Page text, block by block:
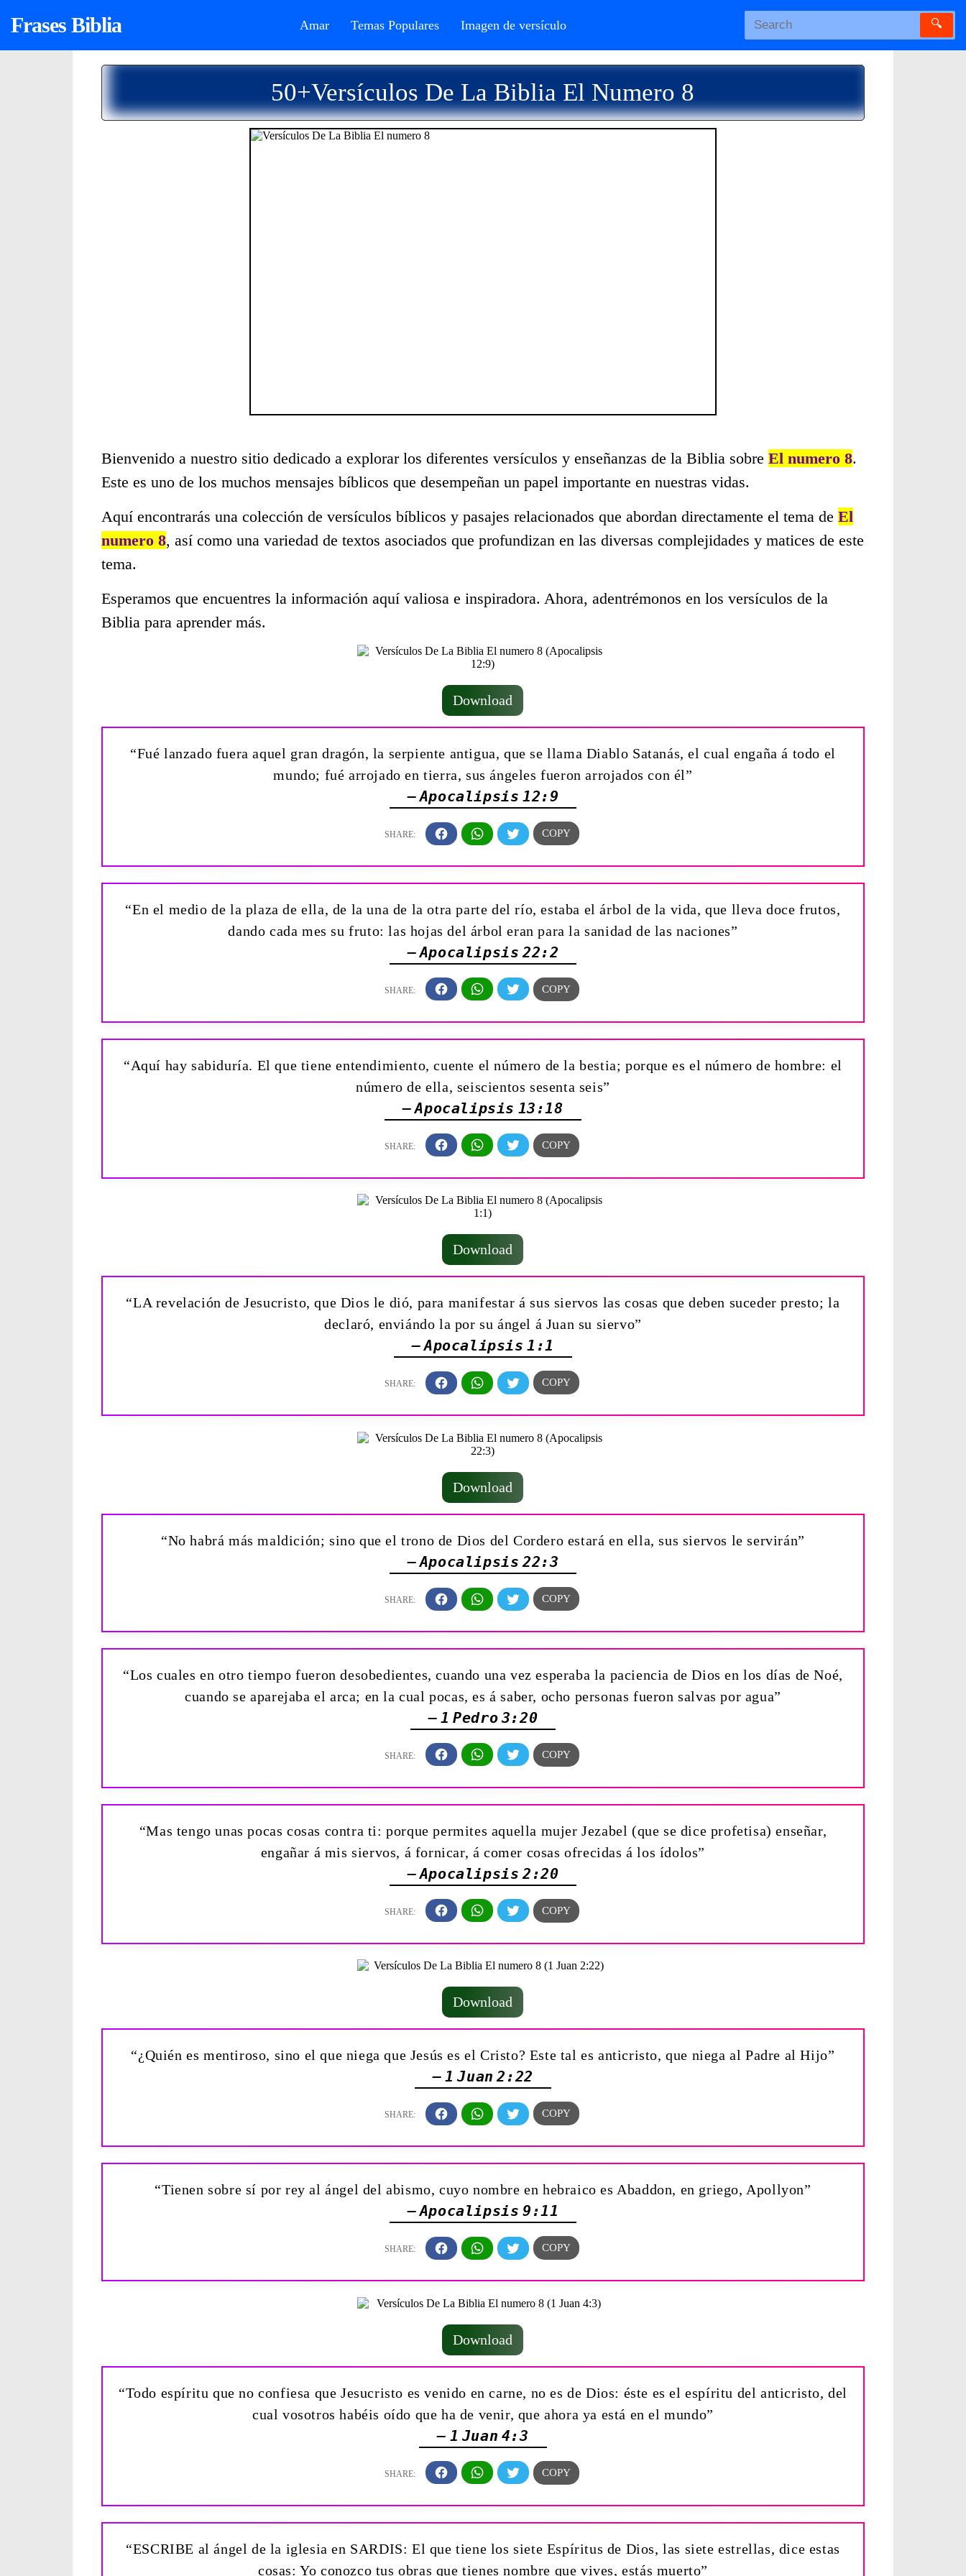
Frases Biblia Amar Temas Populares Imagen de versículo 🔍
50+Versículos De La Biblia El Numero 8
Bienvenido a nuestro sitio dedicado a explorar los diferentes versículos y enseñanzas de la Biblia sobre El numero 8.
Este es uno de los muchos mensajes bíblicos que desempeñan un papel importante en nuestras vidas.
Aquí encontrarás una colección de versículos bíblicos y pasajes relacionados que abordan directamente el tema de El
numero 8, así como una variedad de textos asociados que profundizan en las diversas complejidades y matices de este
tema.
Esperamos que encuentres la información aquí valiosa e inspiradora. Ahora, adentrémonos en los versículos de la
Biblia para aprender más.
Download
“Fué lanzado fuera aquel gran dragón, la serpiente antigua, que se llama Diablo Satanás, el cual engaña á todo el
mundo; fué arrojado en tierra, sus ángeles fueron arrojados con él”
— Apocalipsis 12:9
“En el medio de la plaza de ella, de la una de la otra parte del río, estaba el árbol de la vida, que lleva doce frutos,
dando cada mes su fruto: las hojas del árbol eran para la sanidad de las naciones”
— Apocalipsis 22:2
“Aquí hay sabiduría. El que tiene entendimiento, cuente el número de la bestia; porque es el número de hombre: el
número de ella, seiscientos sesenta seis”
— Apocalipsis 13:18
Download
“LA revelación de Jesucristo, que Dios le dió, para manifestar á sus siervos las cosas que deben suceder presto; la
declaró, enviándo la por su ángel á Juan su siervo”
— Apocalipsis 1:1
Download
“No habrá más maldición; sino que el trono de Dios del Cordero estará en ella, sus siervos le servirán”
— Apocalipsis 22:3
“Los cuales en otro tiempo fueron desobedientes, cuando una vez esperaba la paciencia de Dios en los días de Noé,
cuando se aparejaba el arca; en la cual pocas, es á saber, ocho personas fueron salvas por agua”
— 1 Pedro 3:20
“Mas tengo unas pocas cosas contra ti: porque permites aquella mujer Jezabel (que se dice profetisa) enseñar,
engañar á mis siervos, á fornicar, á comer cosas ofrecidas á los ídolos”
— Apocalipsis 2:20
Download
“¿Quién es mentiroso, sino el que niega que Jesús es el Cristo? Este tal es anticristo, que niega al Padre al Hijo”
— 1 Juan 2:22
“Tienen sobre sí por rey al ángel del abismo, cuyo nombre en hebraico es Abaddon, en griego, Apollyon”
— Apocalipsis 9:11
Download
“Todo espíritu que no confiesa que Jesucristo es venido en carne, no es de Dios: éste es el espíritu del anticristo, del
cual vosotros habéis oído que ha de venir, que ahora ya está en el mundo”
— 1 Juan 4:3
“ESCRIBE al ángel de la iglesia en SARDIS: El que tiene los siete Espíritus de Dios, las siete estrellas, dice estas
cosas: Yo conozco tus obras que tienes nombre que vives, estás muerto”